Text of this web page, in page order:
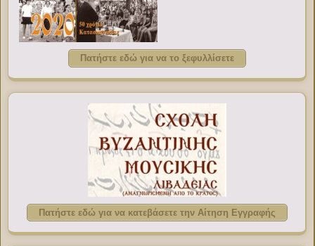
Πατήστε εδώ για να το ξεφυλλίσετε
Πατήστε εδώ για να κατεβάσετε την Αίτηση Εγγραφής